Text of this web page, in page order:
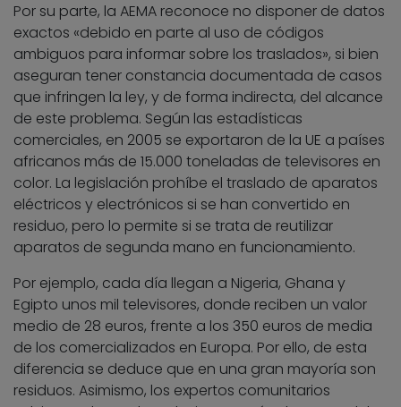
Por su parte, la AEMA reconoce no disponer de datos
exactos «debido en parte al uso de códigos
ambiguos para informar sobre los traslados», si bien
aseguran tener constancia documentada de casos
que infringen la ley, y de forma indirecta, del alcance
de este problema. Según las estadísticas
comerciales, en 2005 se exportaron de la UE a países
africanos más de 15.000 toneladas de televisores en
color. La legislación prohíbe el traslado de aparatos
eléctricos y electrónicos si se han convertido en
residuo, pero lo permite si se trata de reutilizar
aparatos de segunda mano en funcionamiento.
Por ejemplo, cada día llegan a Nigeria, Ghana y
Egipto unos mil televisores, donde reciben un valor
medio de 28 euros, frente a los 350 euros de media
de los comercializados en Europa. Por ello, de esta
diferencia se deduce que en una gran mayoría son
residuos. Asimismo, los expertos comunitarios